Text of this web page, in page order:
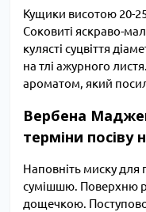
Кущики висотою 20-
Соковиті яскраво-
кулясті суцвіття
на тлі ажурного
ароматом, який
Вербена
терміни посіву
Наповніть миску для
сумішшю. Поверхню
дощечкою. Поступово